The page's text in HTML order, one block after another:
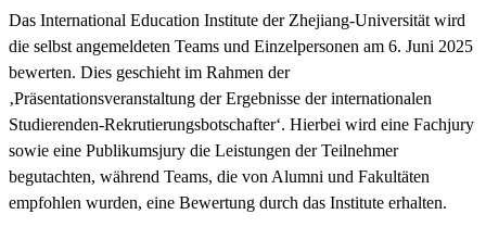
Das International Education Institute der Zhejiang-Universität wird
die selbst angemeldeten Teams und Einzelpersonen am 6. Juni 2025
bewerten. Dies geschieht im Rahmen der
‚Präsentationsveranstaltung der Ergebnisse der internationalen
Studierenden-Rekrutierungsbotschafter‘. Hierbei wird eine Fachjury
sowie eine Publikumsjury die Leistungen der Teilnehmer
begutachten, während Teams, die von Alumni und Fakultäten
empfohlen wurden, eine Bewertung durch das Institute erhalten.